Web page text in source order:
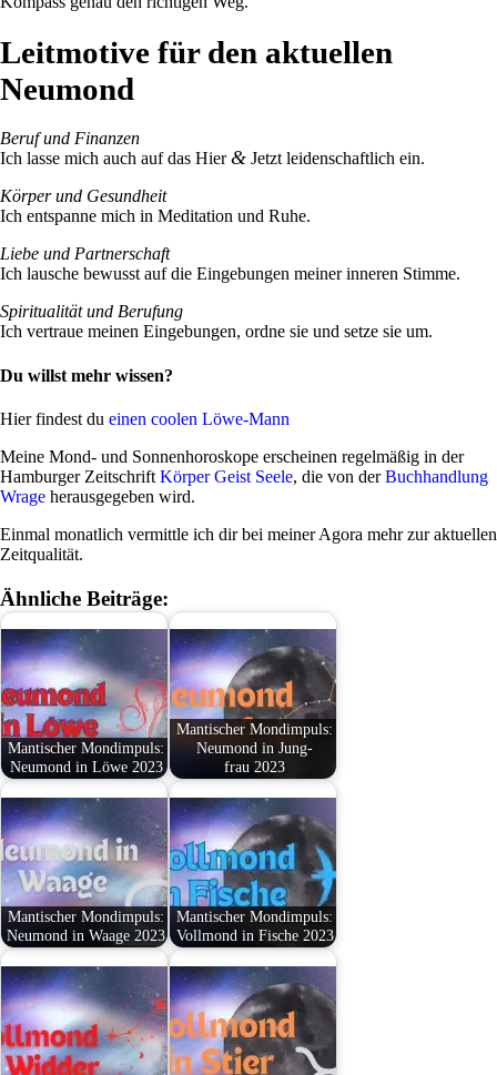
Leitmotive für den aktuellen
Neumond
Beruf und Finanzen
Ich lasse mich auch auf das Hier& Jetzt lei­den­schaft­lich ein.
Körper und Gesund­heit
Ich ent­spanne mich in Medi­ta­tion und Ruhe.
Liebe und Part­ner­schaft
Ich lau­sche bewusst auf die Ein­ge­bungen meiner inneren Stimme.
Spi­ri­tua­lität und Beru­fung
Ich ver­traue meinen Ein­ge­bungen, ordne sie und setze sie um.
Du willst mehr wissen?
Hier fin­dest du einen coolen Löwe-Mann
Meine Mond- und Son­nen­ho­ro­skope erscheinen regel­mäßig in der
Ham­burger Zeit­schrift Körper Geist Seele, die von derBuch­hand­lung
Wrage her­aus­ge­geben wird.
Einmal monat­lich ver­mittle ich dir bei meiner Agora mehr zur aktu­ellen
Zeitqualität.
Ähnliche Beiträge:
Man­ti­scher Mond­im­puls:
Neu­mond in Löwe 2023
Man­ti­scher Mond­im­puls:
Neu­mond in Jung­
frau 2023
Man­ti­scher Mond­im­puls:
Neu­mond in Waage 2023
Man­ti­scher Mond­im­puls:
Voll­mond in Fische 2023